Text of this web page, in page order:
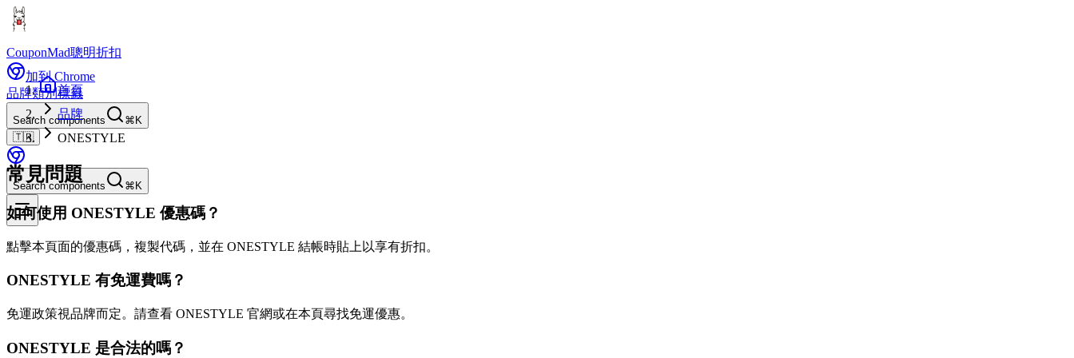
CouponMad聰明折扣
加到 Chrome
品牌類別標籤
Search components
⌘K
🇹🇼
Search components ⌘K
首頁
品牌
ONESTYLE
常見問題
如何使用 ONESTYLE 優惠碼？
點擊本頁面的優惠碼，複製代碼，並在 ONESTYLE 結帳時貼上以享有折扣。
ONESTYLE 有免運費嗎？
免運政策視品牌而定。請查看 ONESTYLE 官網或在本頁尋找免運優惠。
ONESTYLE 是合法的嗎？